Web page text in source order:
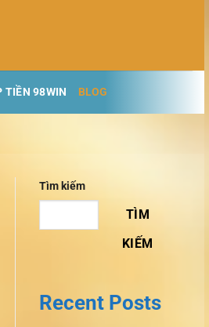
TIỀN 98WIN BLOG
Tìm kiếm
TÌM
KIẾM
Recent Posts